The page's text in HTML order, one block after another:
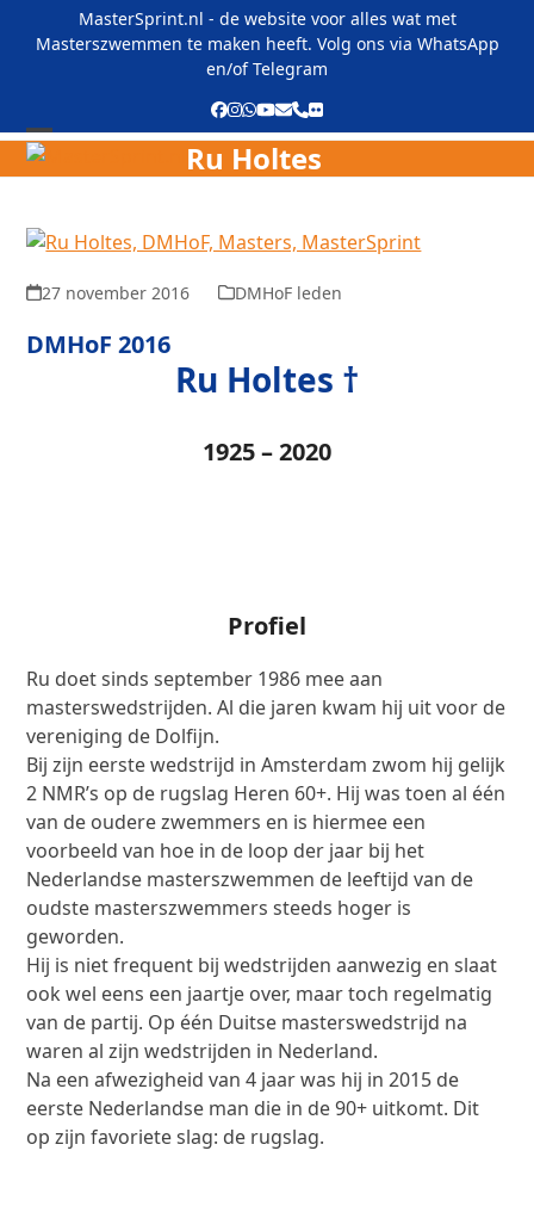
MasterSprint.nl - de website voor alles wat met
Masterszwemmen te maken heeft. Volg ons via WhatsApp
en/ofTelegram
Facebook
Instagram
Whatsapp
YouTube
E-
mail
Phone
Flickr
Open
menu
Close
menu
Ru Holtes
27 november 2016 DMHoF leden
DMHoF 2016
Ru Holtes †
1925 – 2020
Profiel
Ru doet sinds september 1986 mee aan
masterswedstrijden. Al die jaren kwam hij uit voor de
vereniging de Dolfijn.
Bij zijn eerste wedstrijd in Amsterdam zwom hij gelijk
2 NMR’s op de rugslag Heren 60+. Hij was toen al één
van de oudere zwemmers en is hiermee een
voorbeeld van hoe in de loop der jaar bij het
Nederlandse masterszwemmen de leeftijd van de
oudste masterszwemmers steeds hoger is
geworden.
Hij is niet frequent bij wedstrijden aanwezig en slaat
ook wel eens een jaartje over, maar toch regelmatig
van de partij. Op één Duitse masterswedstrijd na
waren al zijn wedstrijden in Nederland.
Na een afwezigheid van 4 jaar was hij in 2015 de
eerste Nederlandse man die in de 90+ uitkomt. Dit
op zijn favoriete slag: de rugslag.